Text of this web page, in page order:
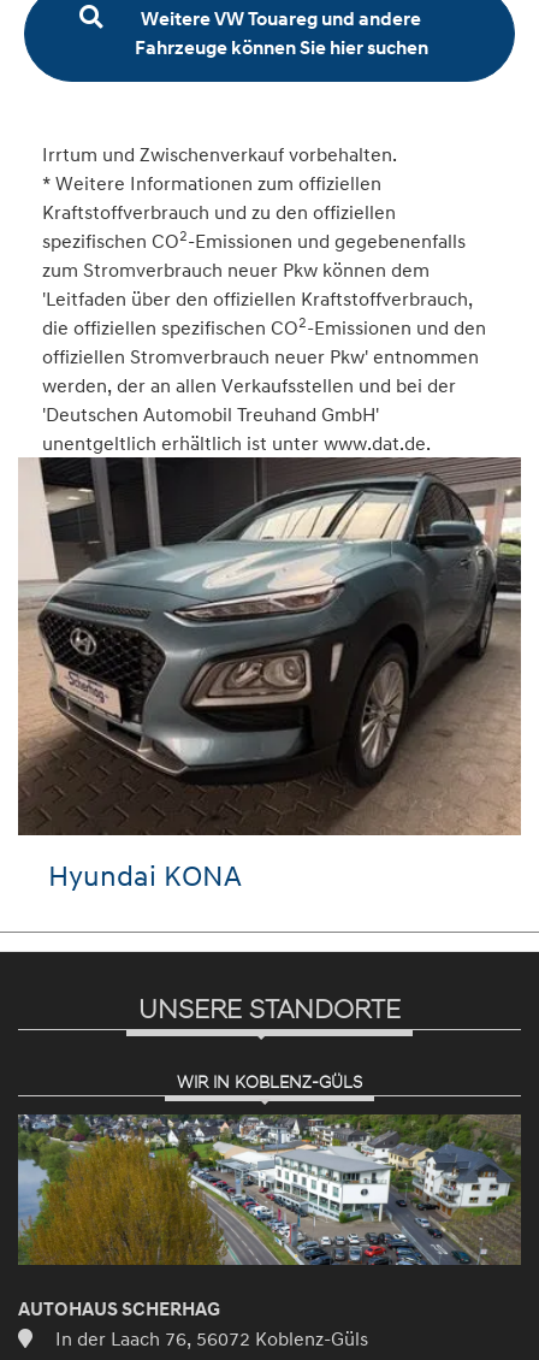
Weitere VW Touareg und andere
Fahrzeuge können Sie hier suchen
Irrtum und Zwischenverkauf vorbehalten.
* Weitere Informationen zum offiziellen
Kraftstoffverbrauch und zu den offiziellen
spezifischen CO2-Emissionen und gegebenenfalls
zum Stromverbrauch neuer Pkw können dem
'Leitfaden über den offiziellen Kraftstoffverbrauch,
die offiziellen spezifischen CO2-Emissionen und den
offiziellen Stromverbrauch neuer Pkw' entnommen
werden, der an allen Verkaufsstellen und bei der
'Deutschen Automobil Treuhand GmbH'
unentgeltlich erhältlich ist unter www.dat.de.
KONA
UNSERE STANDORTE
WIR IN KOBLENZ-GÜLS
AUTOHAUS SCHERHAG
In der Laach 76, 56072 Koblenz-Güls